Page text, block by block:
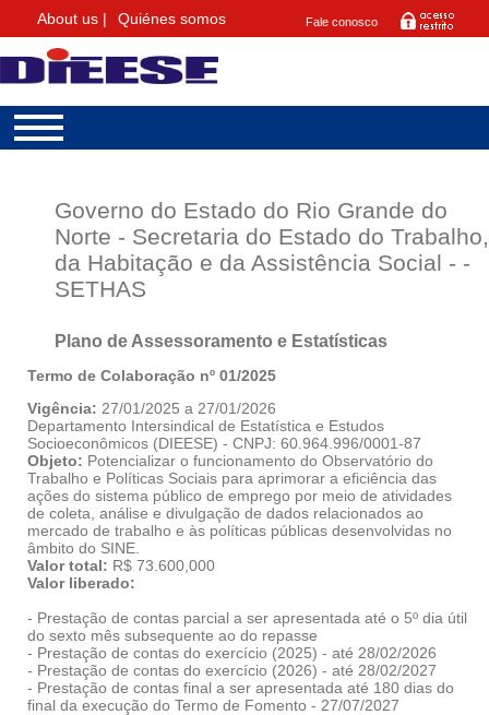
About us | Quiénes somos Fale conosco
Governo do Estado do Rio Grande do
Norte - Secretaria do Estado do Trabalho,
da Habitação e da Assistência Social - -
SETHAS
Plano de Assessoramento e Estatísticas
Termo de Colaboração nº 01/2025
Vigência: 27/01/2025 a 27/01/2026
Departamento Intersindical de Estatística e Estudos
Socioeconômicos (DIEESE) - CNPJ: 60.964.996/0001-87
Objeto: Potencializar o funcionamento do Observatório do
Trabalho e Políticas Sociais para aprimorar a eficiência das
ações do sistema público de emprego por meio de atividades
de coleta, análise e divulgação de dados relacionados ao
mercado de trabalho e às políticas públicas desenvolvidas no
âmbito do SINE.
Valor total: R$ 73.600,000
Valor liberado:
- Prestação de contas parcial a ser apresentada até o 5º dia útil
do sexto mês subsequente ao do repasse
- Prestação de contas do exercício (2025) - até 28/02/2026
- Prestação de contas do exercício (2026) - até 28/02/2027
- Prestação de contas final a ser apresentada até 180 dias do
final da execução do Termo de Fomento - 27/07/2027